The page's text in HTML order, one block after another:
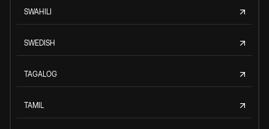
SWAHILI
SWEDISH
TAGALOG
TAMIL